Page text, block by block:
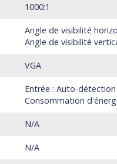
1000:1
Angle de visibilité
Angle de visibilité
VGA
Entrée : Auto-
Consommation
N/A
N/A